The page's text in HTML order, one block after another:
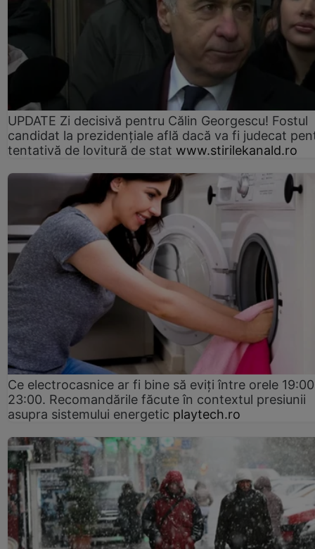
UPDATE Zi decisivă pentru Călin Georgescu! Fostul
candidat la prezidențiale află dacă va fi judecat
tentativă de lovitură de stat www.stirilekanald.ro
Ce electrocasnice ar fi bine să eviți între orele
23:00. Recomandările făcute în contextul presiunii
asupra sistemului energetic playtech.ro